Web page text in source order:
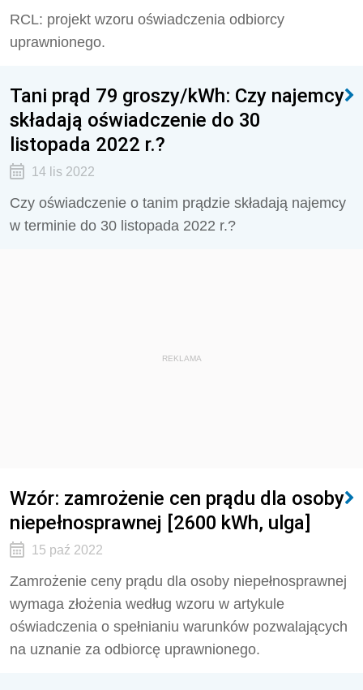
RCL: projekt wzoru oświadczenia odbiorcy
uprawnionego.
Tani prąd 79 groszy/kWh: Czy najemcy
składają oświadczenie do 30
listopada 2022 r.?
14 lis 2022
Czy oświadczenie o tanim prądzie składają najemcy
w terminie do 30 listopada 2022 r.?
REKLAMA
Wzór: zamrożenie cen prądu dla osoby
niepełnosprawnej [2600 kWh, ulga]
15 paź 2022
Zamrożenie ceny prądu dla osoby niepełnosprawnej
wymaga złożenia według wzoru w artykule
oświadczenia o spełnianiu warunków pozwalających
na uznanie za odbiorcę uprawnionego.